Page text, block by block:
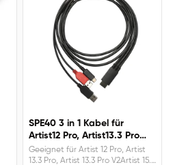
SPE40 3 in 1 Kabel für
Artist12 Pro, Artist13.3 Pro
und Artist 15.6 Pro
Geeignet für Artist 12 Pro, Artist
13.3 Pro, Artist 13.3 Pro V2Artist 15.6